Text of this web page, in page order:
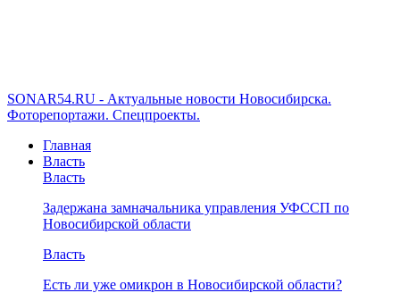
SONAR54.RU - Актуальные новости Новосибирска.
Фоторепортажи. Спецпроекты.
Главная
Власть
Власть
Задержана замначальника управления УФССП по
Новосибирской области
Власть
Есть ли уже омикрон в Новосибирской области?